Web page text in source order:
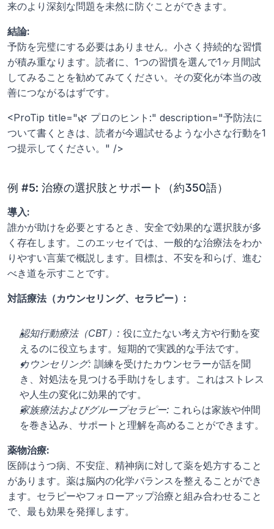
来のより深刻な問題を未然に防ぐことができます。
結論:
予防を完璧にする必要はありません。小さく持続的な習慣
が積み重なります。読者に、1つの習慣を選んで1ヶ月間試
してみることを勧めてみてください。その変化が本当の改
善につながるはずです。
<ProTip title="🌿 プロのヒント:" description="予防法に
ついて書くときは、読者が今週試せるような小さな行動を1
つ提示してください。" />
例 #5: 治療の選択肢とサポート（約350語）
導入:
誰かが助けを必要とするとき、安全で効果的な選択肢が多
く存在します。このエッセイでは、一般的な治療法をわか
りやすい言葉で概説します。目標は、不安を和らげ、進む
べき道を示すことです。
対話療法（カウンセリング、セラピー）:
認知行動療法（CBT）: 役に立たない考え方や行動を変
えるのに役立ちます。短期的で実践的な手法です。
カウンセリング: 訓練を受けたカウンセラーが話を聞
き、対処法を見つける手助けをします。これはストレス
や人生の変化に効果的です。
家族療法およびグループセラピー: これらは家族や仲間
を巻き込み、サポートと理解を高めることができます。
薬物治療:
医師はうつ病、不安症、精神病に対して薬を処方すること
があります。薬は脳内の化学バランスを整えることができ
ます。セラピーやフォローアップ治療と組み合わせること
で、最も効果を発揮します。